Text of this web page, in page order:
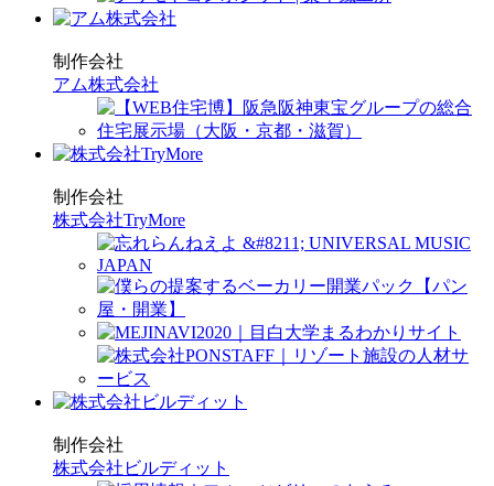
制作会社
アム株式会社
制作会社
株式会社TryMore
制作会社
株式会社ビルディット